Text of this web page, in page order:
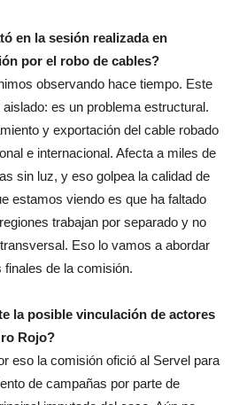
en la sesión realizada en
por el robo de cables?
observando hace tiempo. Este
es un problema estructural.
y exportación del cable robado
e internacional. Afecta a miles de
sin luz, y eso golpea la calidad de
estamos viendo es que ha faltado
trabajan por separado y no
Eso lo vamos a abordar
de la comisión.
la posible vinculación de actores
Rojo?
eso la comisión ofició al Servel para
de campañas por parte de